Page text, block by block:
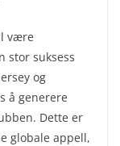
være
stor suksess
og
å generere
Dette er
globale appell,